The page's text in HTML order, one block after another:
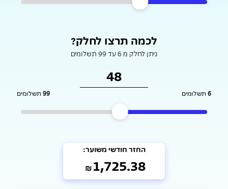
לכמה תרצו לחלק?
ניתן לחלק מ 6 עד 99 תשלומים
6 תשלומים 99 תשלומים
החזר חודשי משוער:
1,725.38
₪